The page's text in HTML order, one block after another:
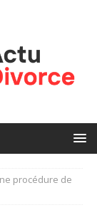
procédure de